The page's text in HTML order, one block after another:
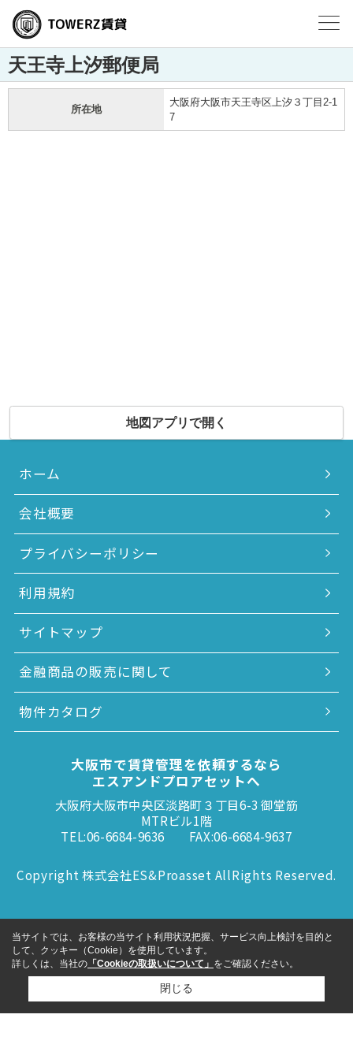
天王寺上汐郵便局
所在地
大阪府大阪市天王寺区上汐３丁目2-1
7
地図アプリで開く
ホーム
会社概要
プライバシーポリシー
利用規約
サイトマップ
金融商品の販売に関して
物件カタログ
大阪市で賃貸管理を依頼するなら
エスアンドプロアセットへ
大阪府大阪市中央区淡路町３丁目6-3 御堂筋
MTRビル1階
TEL:06-6684-9636
FAX:06-6684-9637
Copyright 株式会社ES&Proasset AllRights Reserved.
当サイトでは、お客様の当サイト利用状況把握、サービス向上検討を目的と
して、クッキー（Cookie）を使用しています。
詳しくは、当社の 「Cookieの取扱いについて」 をご確認ください。
閉じる